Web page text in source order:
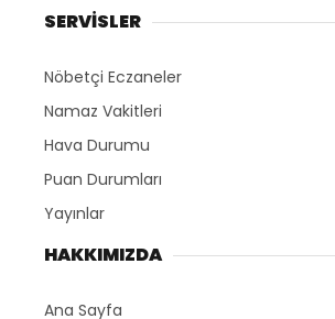
SERVİSLER
Nöbetçi Eczaneler
Namaz Vakitleri
Hava Durumu
Puan Durumları
Yayınlar
HAKKIMIZDA
Ana Sayfa